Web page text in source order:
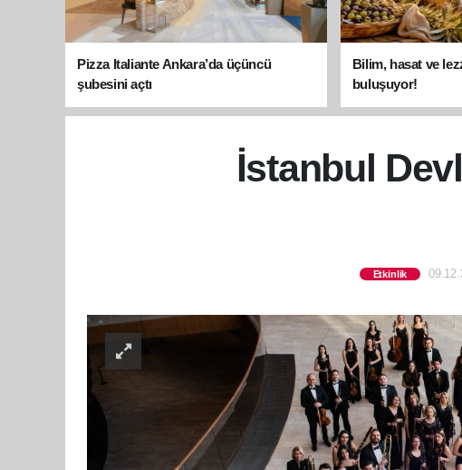
Pizza Italiante Ankara’da üçüncü
şubesini açtı
Bilim, hasat ve
buluşuyor!
İstanbul
Etkinlik